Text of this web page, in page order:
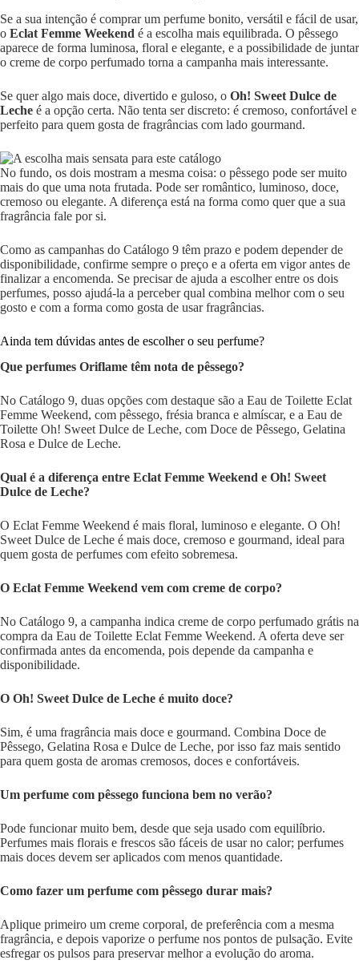
Se a sua intenção é comprar um perfume bonito, versátil e fácil de usar,
o Eclat Femme Weekend é a escolha mais equilibrada. O pêssego
aparece de forma luminosa, floral e elegante, e a possibilidade de juntar
o creme de corpo perfumado torna a campanha mais interessante.
Se quer algo mais doce, divertido e guloso, o Oh! Sweet Dulce de
Leche é a opção certa. Não tenta ser discreto: é cremoso, confortável e
perfeito para quem gosta de fragrâncias com lado gourmand.
No fundo, os dois mostram a mesma coisa: o pêssego pode ser muito
mais do que uma nota frutada. Pode ser romântico, luminoso, doce,
cremoso ou elegante. A diferença está na forma como quer que a sua
fragrância fale por si.
Como as campanhas do Catálogo 9 têm prazo e podem depender de
disponibilidade, confirme sempre o preço e a oferta em vigor antes de
finalizar a encomenda. Se precisar de ajuda a escolher entre os dois
perfumes, posso ajudá-la a perceber qual combina melhor com o seu
gosto e com a forma como gosta de usar fragrâncias.
Ainda tem dúvidas antes de escolher o seu perfume?
Que perfumes Oriflame têm nota de pêssego?
No Catálogo 9, duas opções com destaque são a Eau de Toilette Eclat
Femme Weekend, com pêssego, frésia branca e almíscar, e a Eau de
Toilette Oh! Sweet Dulce de Leche, com Doce de Pêssego, Gelatina
Rosa e Dulce de Leche.
Qual é a diferença entre Eclat Femme Weekend e Oh! Sweet
Dulce de Leche?
O Eclat Femme Weekend é mais floral, luminoso e elegante. O Oh!
Sweet Dulce de Leche é mais doce, cremoso e gourmand, ideal para
quem gosta de perfumes com efeito sobremesa.
O Eclat Femme Weekend vem com creme de corpo?
No Catálogo 9, a campanha indica creme de corpo perfumado grátis na
compra da Eau de Toilette Eclat Femme Weekend. A oferta deve ser
confirmada antes da encomenda, pois depende da campanha e
disponibilidade.
O Oh! Sweet Dulce de Leche é muito doce?
Sim, é uma fragrância mais doce e gourmand. Combina Doce de
Pêssego, Gelatina Rosa e Dulce de Leche, por isso faz mais sentido
para quem gosta de aromas cremosos, doces e confortáveis.
Um perfume com pêssego funciona bem no verão?
Pode funcionar muito bem, desde que seja usado com equilíbrio.
Perfumes mais florais e frescos são fáceis de usar no calor; perfumes
mais doces devem ser aplicados com menos quantidade.
Como fazer um perfume com pêssego durar mais?
Aplique primeiro um creme corporal, de preferência com a mesma
fragrância, e depois vaporize o perfume nos pontos de pulsação. Evite
esfregar os pulsos para preservar melhor a evolução do aroma.